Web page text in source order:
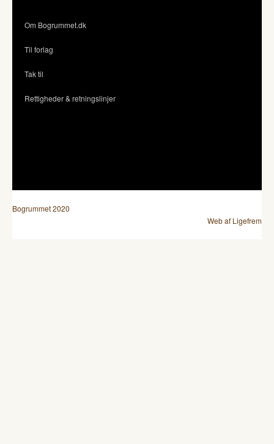
Om Bogrummet.dk
Til forlag
Tak til
Rettigheder & retningslinjer
Bogrummet 2020
Web af Ligefrem